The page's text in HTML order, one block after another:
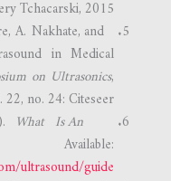
Tchacarski, 2015.
A. Nakhate, and
in Medical
on Ultrasonics,
no. 24: Citeseer.
Joseph Bennington-Castro. (2015).
What Is An
ultrasound/guide